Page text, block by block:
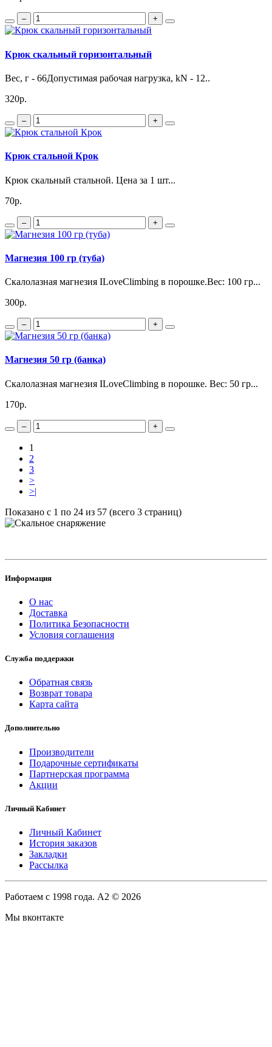
– +
Крюк скальный горизонтальный
Вес, г - 66Допустимая рабочая нагрузка, kN - 12..
320р.
– +
Крюк стальной Крок
Крюк скальный стальной. Цена за 1 шт...
70р.
– +
Магнезия 100 гр (туба)
Скалолазная магнезия ILoveClimbing в порошке.Вес: 100 гр...
300р.
– +
Магнезия 50 гр (банка)
Скалолазная магнезия ILoveClimbing в порошке. Вес: 50 гр...
170р.
– +
1
2
3
>
>|
Показано с 1 по 24 из 57 (всего 3 страниц)
Информация
О нас
Доставка
Политика Безопасности
Условия соглашения
Служба поддержки
Обратная связь
Возврат товара
Карта сайта
Дополнительно
Производители
Подарочные сертификаты
Партнерская программа
Акции
Личный Кабинет
Личный Кабинет
История заказов
Закладки
Рассылка
Работаем с 1998 года. A2 © 2026
Мы вконтакте